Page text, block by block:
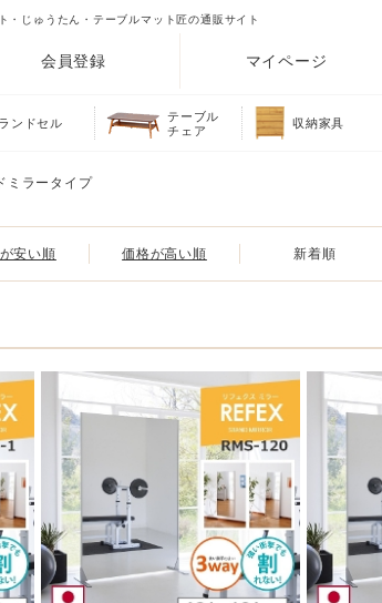
じゅうたん・テーブルマット匠の通販サイト
会員登録 マイページ
ランドセル
テーブル
チェア
収納家具
ミラータイプ
安い順 価格が高い順 新着順